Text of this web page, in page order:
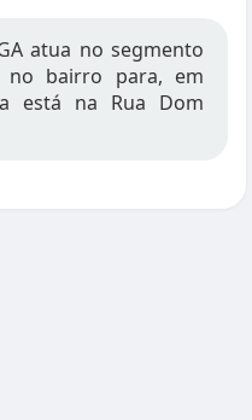
atua no segmento
no bairro para, em
está na Rua Dom